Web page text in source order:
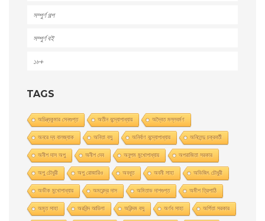
সম্পুর্ণ গল্প
সম্পুর্ণ বই
১৮+
TAGS
অচিন্ত্যকুমার সেনগুপ্ত অতীন বন্দ্যোপাধ্যায় অদ্বৈত মল্লবর্মণ
অনরে দ্য বালজ্যাক অনিতা বসু অনির্বাণ বন্দ্যোপাধ্যায় অনিলেন্দু চক্রবর্তী
অনীশ দাস অপু অনীশ দেব অনুপম মুখোপাধ্যায় অপরাজিতা সরকার
অপু চৌধুরী অপু রােজারিও অবধূত অবনী সাহা অভিজিৎ চৌধুরী
অভীক মুখোপাধ্যায় অমরেন্দ্র দাস অমিতাভ দাশগুপ্ত অমীশ ত্রিপাঠি
অমৃত সাহা অরবিন্দ আডিগা অরিন্দম বসু অর্ণব সাহা অর্পিতা সরকার